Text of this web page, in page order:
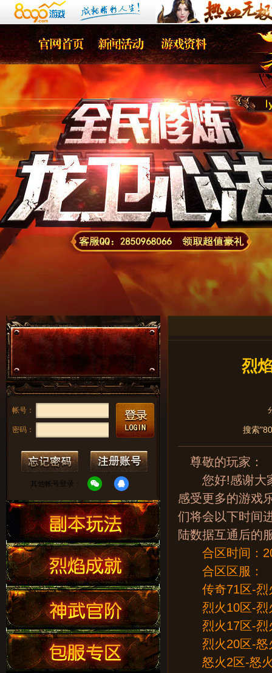
帐号：
密码：
其他帐号登录：
烈
搜索
尊敬的玩家：
您好!感谢大家
感受更多的游戏
们将会以下时间
陆数据互通后的
合区时间：
合区区服：
传奇71区-烈
烈火10区-烈
烈火17区-烈
烈火20区-怒
怒火2区-怒